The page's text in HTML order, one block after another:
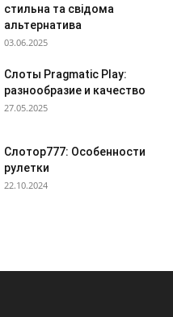
стильна та свідома
альтернатива
03.06.2025
Слоты Pragmatic Play:
разнообразие и качество
27.05.2025
Слотор777: Особенности
рулетки
22.10.2024